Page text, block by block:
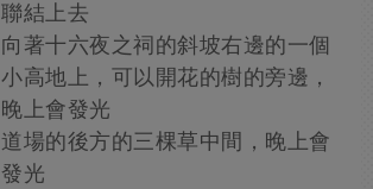
聯結上去
向著十六夜之祠的斜坡右邊的一個
小高地上，可以開花的樹的旁邊，
晚上會發光
道場的後方的三棵草中間，晚上會
發光